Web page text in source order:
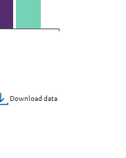
Download data